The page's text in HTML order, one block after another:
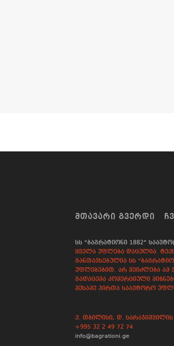
ᲛᲗᲐᲕᲐᲠᲘ ᲒᲕᲔᲠᲓᲘ
სს “ბაგრატიონი 1882”
ყველა უფლება დაცულია.
განთავსებულია სს
უფლებებით. არ შეიძლება ამ
გადაცემა კომერციული
მესამე პირთა საავტორო
ქ. თბილისი, დ. სარაჯიშვილის
+995 32 2 49 72 74
info@bagrationi.ge